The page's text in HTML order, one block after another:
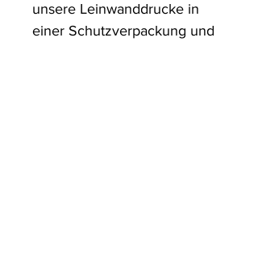
unsere Leinwanddrucke in
einer Schutzverpackung und